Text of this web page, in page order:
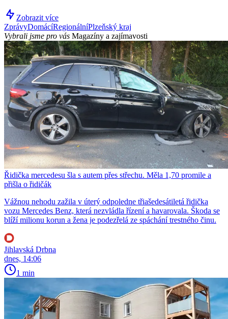
Zobrazit více
ZprávyDomácíRegionálníPlzeňský kraj
Vybrali jsme pro vás Magazíny a zajímavosti
Řidička mercedesu šla s autem přes střechu. Měla 1,70 promile a
přišla o řidičák
Vážnou nehodu zažila v úterý odpoledne třiašedesátiletá řidička
vozu Mercedes Benz, která nezvládla řízení a havarovala. Škoda se
blíží milionu korun a žena je podezřelá ze spáchání trestného činu.
Jihlavská Drbna
dnes, 14:06
1 min